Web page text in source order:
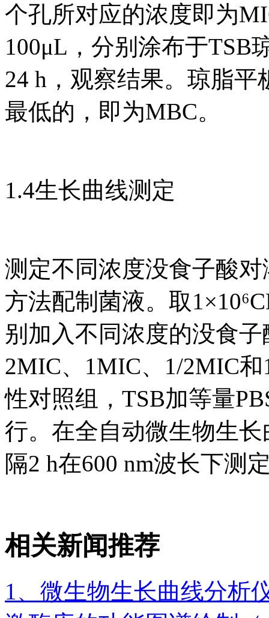
个孔所对应的浓度即为
100μL，分别涂布于TSB
24 h，观察结果。琼脂
最低的，即为MBC。
1.4生长曲线测定
测定不同浓度没食子酸
方法配制菌液。取
别加入不同浓度的没食
2MIC、1MIC、1/2MIC
性对照组，TSB加等量
行。在全自动微生物生
隔2 h在600 nm波长下测
相关新闻推荐
1、微生物生长曲线分析